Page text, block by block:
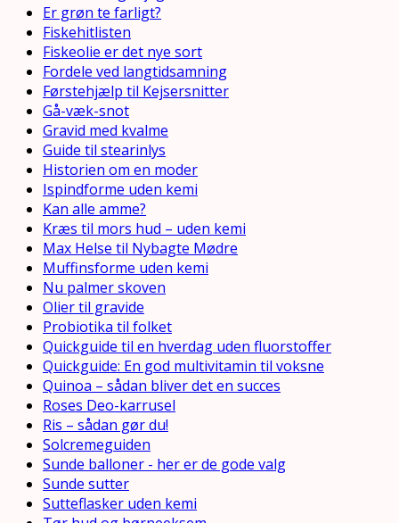
Er grøn te farligt?
Fiskehitlisten
Fiskeolie er det nye sort
Fordele ved langtidsamning
Førstehjælp til Kejsersnitter
Gå-væk-snot
Gravid med kvalme
Guide til stearinlys
Historien om en moder
Ispindforme uden kemi
Kan alle amme?
Kræs til mors hud – uden kemi
Max Helse til Nybagte Mødre
Muffinsforme uden kemi
Nu palmer skoven
Olier til gravide
Probiotika til folket
Quickguide til en hverdag uden fluorstoffer
Quickguide: En god multivitamin til voksne
Quinoa – sådan bliver det en succes
Roses Deo-karrusel
Ris – sådan gør du!
Solcremeguiden
Sunde balloner - her er de gode valg
Sunde sutter
Sutteflasker uden kemi